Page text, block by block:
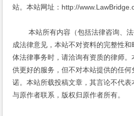
站。本站网址：http://
本站所有内容（包括法律咨询、法
成法律意见，本站不对资料的完整性
体法律事务时，请洽询有资质的律师
供更好的服务，但不对本站提供的任
诺。本站所载投稿文章，其言论不代
与原作者联系，版权归原作者所有。